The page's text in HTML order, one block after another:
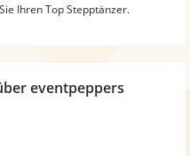
Ihren Top Stepptänzer.
eventpeppers